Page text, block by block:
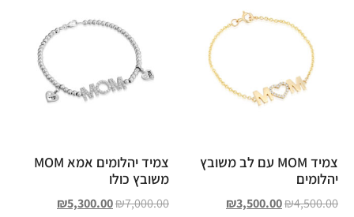
צמיד MOM עם לב משובץ
יהלומים
₪4,500.00
₪3,500.00
צמיד יהלומים אמא MOM
משובץ כולו
₪7,000.00
₪5,300.00